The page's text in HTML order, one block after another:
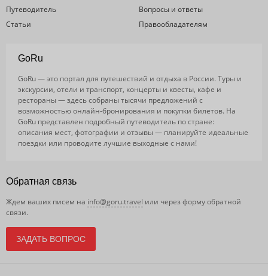
Путеводитель
Статьи
Вопросы и ответы
Правообладателям
GoRu
GoRu — это портал для путешествий и отдыха в России. Туры и
экскурсии, отели и транспорт, концерты и квесты, кафе и
рестораны — здесь собраны тысячи предложений с
возможностью онлайн-бронирования и покупки билетов. На
GoRu представлен подробный путеводитель по стране:
описания мест, фотографии и отзывы — планируйте идеальные
поездки или проводите лучшие выходные с нами!
Обратная связь
Ждем ваших писем на info@goru.travel или через форму обратной
связи.
ЗАДАТЬ ВОПРОС